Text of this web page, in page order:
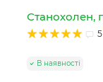
5
В наявності